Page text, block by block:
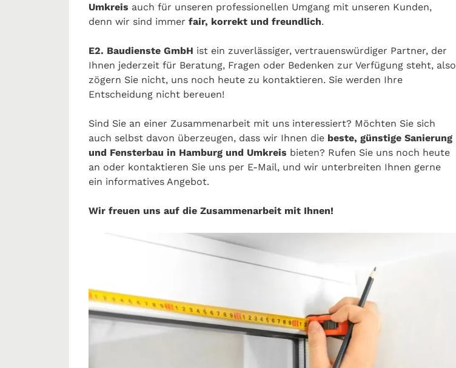
Umkreis auch für unseren professionellen Umgang mit unseren Kunden,
denn wir sind immer fair, korrekt und freundlich.
E2. Baudienste GmbH ist ein zuverlässiger, vertrauenswürdiger Partner, der
Ihnen jederzeit für Beratung, Fragen oder Bedenken zur Verfügung steht, also
zögern Sie nicht, uns noch heute zu kontaktieren. Sie werden Ihre
Entscheidung nicht bereuen!
Sind Sie an einer Zusammenarbeit mit uns interessiert? Möchten Sie sich
auch selbst davon überzeugen, dass wir Ihnen die beste, günstige Sanierung
und Fensterbau in Hamburg und Umkreis bieten? Rufen Sie uns noch heute
an oder kontaktieren Sie uns per E-Mail, und wir unterbreiten Ihnen gerne
ein informatives Angebot.
Wir freuen uns auf die Zusammenarbeit mit Ihnen!